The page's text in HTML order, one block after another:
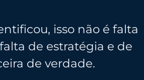
isso não é falta
de estratégia e de
de verdade.